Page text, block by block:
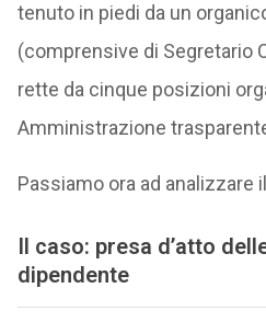
tenuto in piedi da un
(comprensive di Segretario
rette da cinque posizioni
Amministrazione
Passiamo ora ad analizzare
Il caso: presa d’atto
dipendente